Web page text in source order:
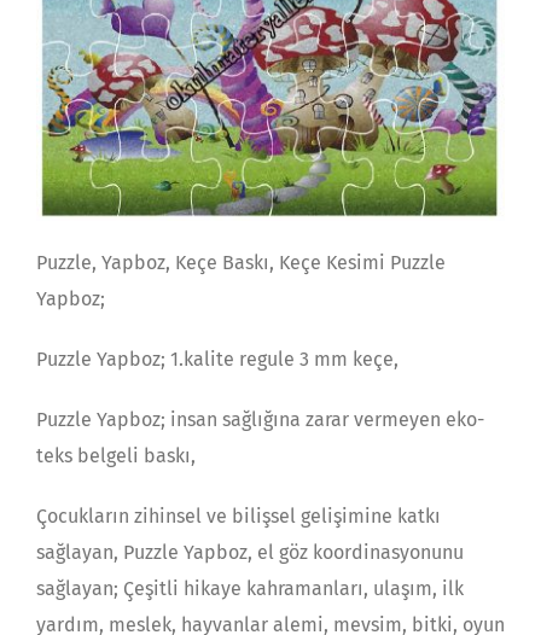
Puzzle, Yapboz, Keçe Baskı, Keçe Kesimi Puzzle
Yapboz;
Puzzle Yapboz; 1.kalite regule 3 mm keçe,
Puzzle Yapboz; insan sağlığına zarar vermeyen eko-
teks belgeli baskı,
Çocukların zihinsel ve bilişsel gelişimine katkı
sağlayan, Puzzle Yapboz, el göz koordinasyonunu
sağlayan; Çeşitli hikaye kahramanları, ulaşım, ilk
yardım, meslek, hayvanlar alemi, mevsim, bitki, oyun